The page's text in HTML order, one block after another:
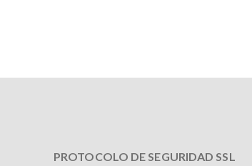
PROTOCOLO DE SEGURIDAD SSL